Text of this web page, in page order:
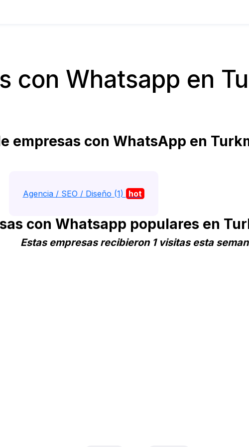
con Whatsapp en
empresas con WhatsApp en
Agencia / SEO / Diseño (1) hot
con Whatsapp populares en
Estas empresas recibieron 1 visitas esta